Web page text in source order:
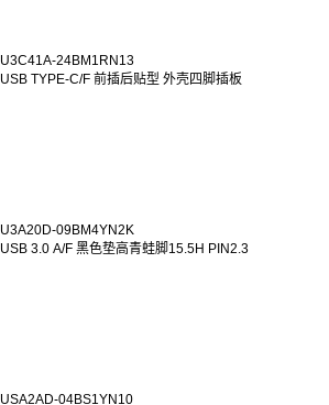
U3C41A-24BM1RN13
USB TYPE-C/F 前插后贴型 外壳四脚插板
U3A20D-09BM4YN2K
USB 3.0 A/F 黑色垫高青蛙脚15.5H PIN2.3
USA2AD-04BS1YN10